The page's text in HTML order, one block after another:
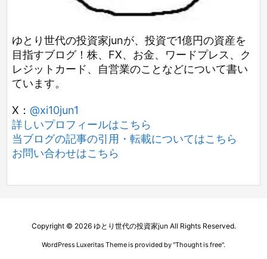
ゆとり世代の投資家junが、投資で1億円の資産を
目指すブログ！株、FX、お金、ワードプレス、ク
レジットカード、自営業のことなどについて書い
ています。
X： @xi10jun1
詳しいプロフィールはこちら
当ブログの記事の引用・転載についてはこちら
お問い合わせはこちら
Copyright © 2026 ゆとり世代の投資家jun All Rights Reserved.
WordPress Luxeritas Theme is provided by "Thought is free".